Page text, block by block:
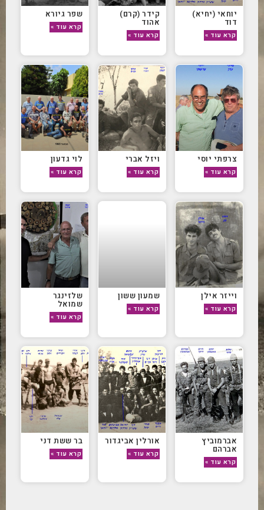
יוחאי (יחיא)
דוד
קרא עוד »
קידר (קרם)
אהוד
קרא עוד »
שפר גיורא
קרא עוד »
צרפתי יוסי
קרא עוד »
ויזל אברי
קרא עוד »
לוי גדעון
קרא עוד »
וייזר אילן
קרא עוד »
שמעון ששון
קרא עוד »
שלזינגר
שמואל
קרא עוד »
אברמוביץ
אברהם
קרא עוד »
אורלין אביגדור
קרא עוד »
בר ששת דני
קרא עוד »